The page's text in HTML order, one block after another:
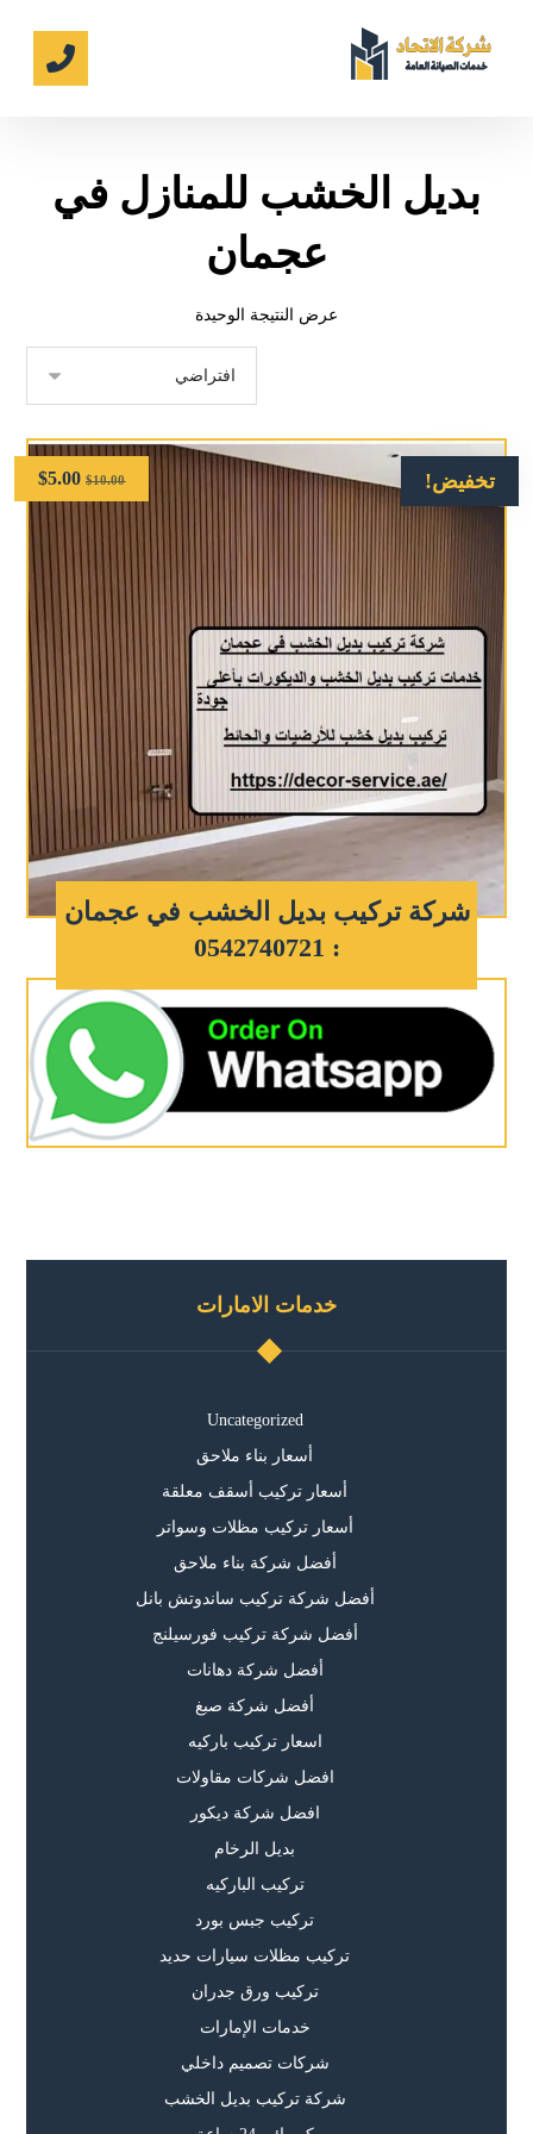
بديل الخشب للمنازل في
عجمان
عرض النتيجة الوحيدة
تخفيض!
شركة تركيب بديل الخشب في عجمان
: 0542740721
$10.00
$5.00
خدمات الامارات
Uncategorized
أسعار بناء ملاحق
أسعار تركيب أسقف معلقة
أسعار تركيب مظلات وسواتر
أفضل شركة بناء ملاحق
أفضل شركة تركيب ساندوتش بانل
أفضل شركة تركيب فورسيلنج
أفضل شركة دهانات
أفضل شركة صبغ
اسعار تركيب باركيه
افضل شركات مقاولات
افضل شركة ديكور
بديل الرخام
تركيب الباركيه
تركيب جبس بورد
تركيب مظلات سيارات حديد
تركيب ورق جدران
خدمات الإمارات
شركات تصميم داخلي
شركة تركيب بديل الخشب